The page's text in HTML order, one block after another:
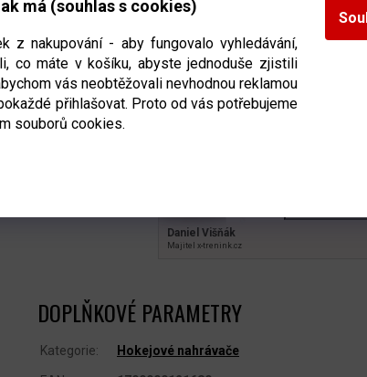
má (souhlas s cookies)
z nakupování - aby fungovalo vyhledávání,
co máte v košíku, abyste jednoduše zjistili
vás neobtěžovali nevhodnou reklamou
přihlašovat. Proto od vás potřebujeme
souborů cookies.
Daniel Višňák
Majitel x‑trenink.cz
Nechte mi
DOPLŇKOVÉ PARAMETRY
Kategorie: Hokejové nahrávače